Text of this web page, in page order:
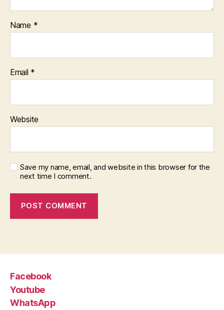
Name *
Email *
Website
Save my name, email, and website in this browser for the
next time I comment.
Facebook
Youtube
WhatsApp